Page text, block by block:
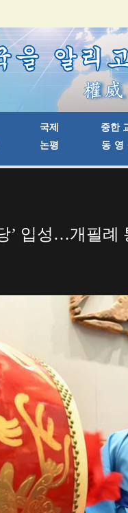
’ 입성…개필례